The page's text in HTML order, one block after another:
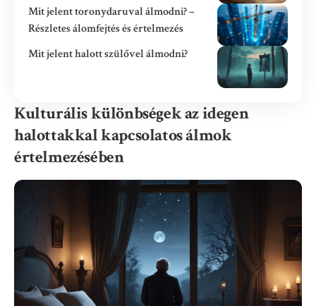
Mit jelent toronydaruval álmodni? –
Részletes álomfejtés és értelmezés
Mit jelent halott szülővel álmodni?
Kulturális különbségek az idegen
halottakkal kapcsolatos álmok
értelmezésében